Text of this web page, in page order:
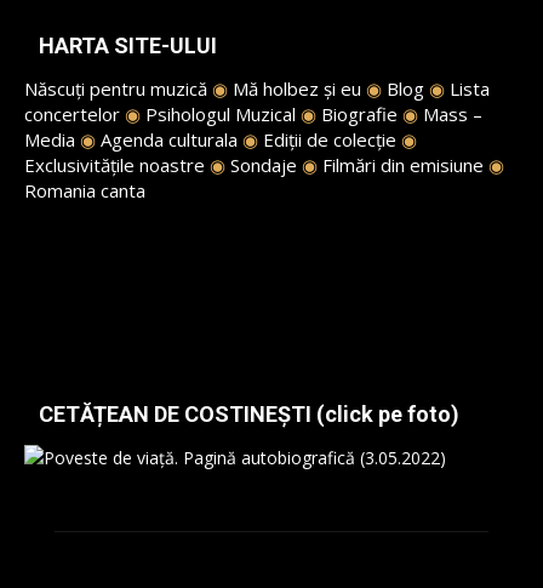
HARTA SITE-ULUI
Născuți pentru muzică ◉ Mă holbez și eu ◉ Blog ◉ Lista
concertelor ◉ Psihologul Muzical ◉ Biografie ◉ Mass –
Media ◉ Agenda culturala ◉ Ediții de colecție ◉
Exclusivitățile noastre ◉ Sondaje ◉ Filmări din emisiune ◉
Romania canta
CETĂȚEAN DE COSTINEȘTI (click pe foto)